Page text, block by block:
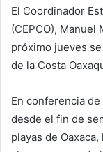
El Coordinador
(CEPCO), Manuel
próximo jueves
de la Costa
En conferencia
desde el fin de
playas de